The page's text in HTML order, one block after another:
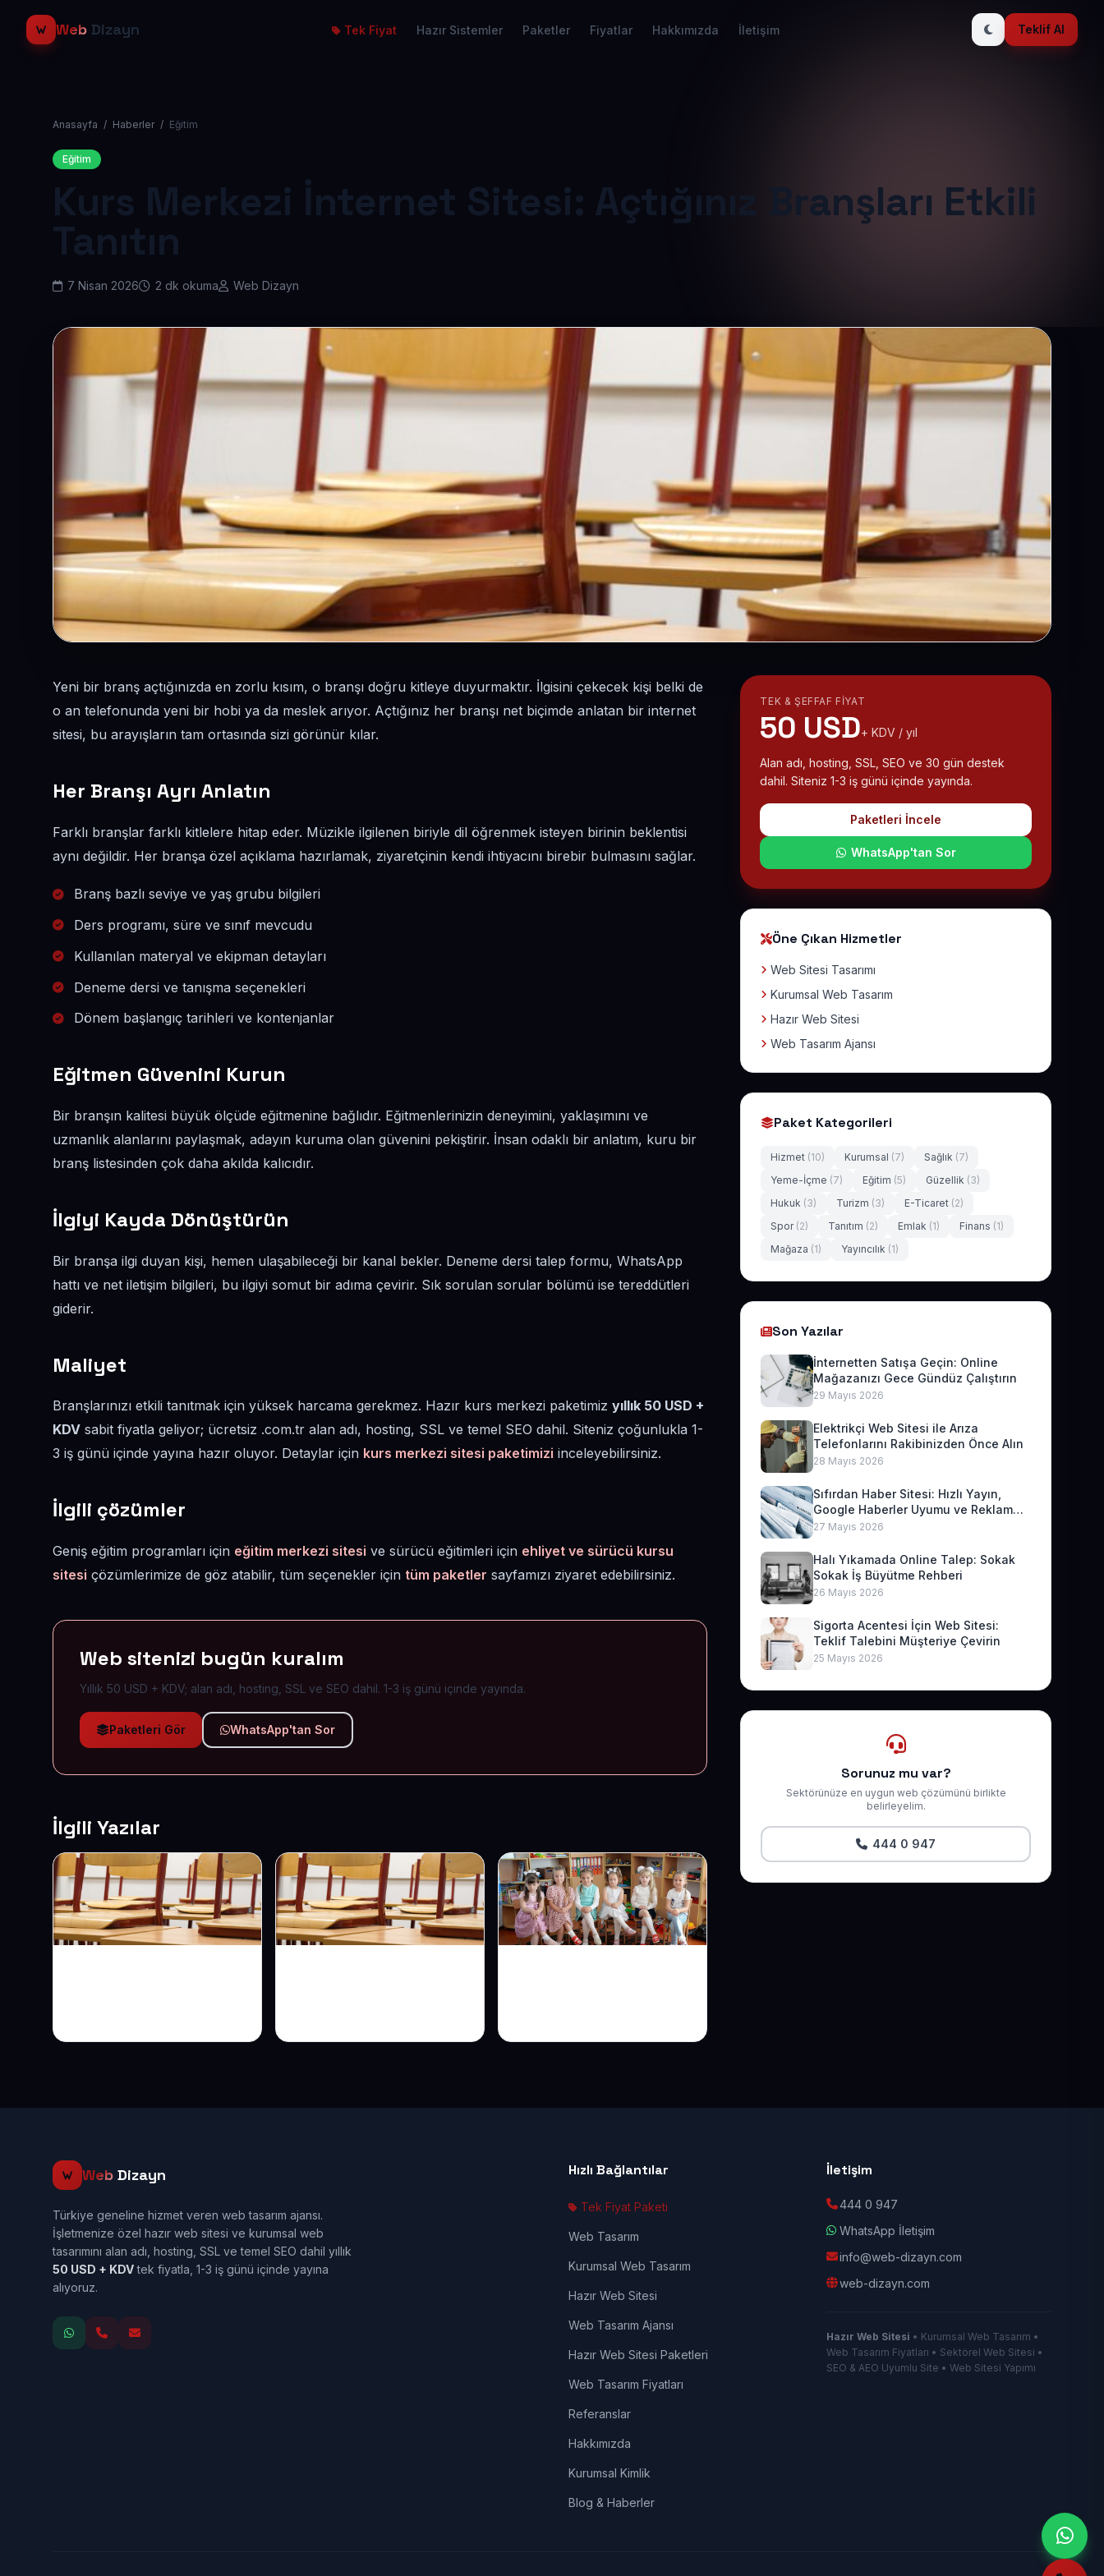
Web Dizayn Tek Fiyat Hazır Sistemler Paketler Fiyatlar Hakkımızda İletişim Teklif Al
Anasayfa / Haberler / Eğitim
Eğitim
Kurs Merkezi İnternet Sitesi: Açtığınız Branşları Etkili
Tanıtın
7 Nisan 2026 2 dk okuma Web Dizayn
Yeni bir branş açtığınızda en zorlu kısım, o branşı doğru kitleye duyurmaktır. İlgisini çekecek kişi belki de
o an telefonunda yeni bir hobi ya da meslek arıyor. Açtığınız her branşı net biçimde anlatan bir internet
sitesi, bu arayışların tam ortasında sizi görünür kılar.
Her Branşı Ayrı Anlatın
Farklı branşlar farklı kitlelere hitap eder. Müzikle ilgilenen biriyle dil öğrenmek isteyen birinin beklentisi
aynı değildir. Her branşa özel açıklama hazırlamak, ziyaretçinin kendi ihtiyacını birebir bulmasını sağlar.
Branş bazlı seviye ve yaş grubu bilgileri
Ders programı, süre ve sınıf mevcudu
Kullanılan materyal ve ekipman detayları
Deneme dersi ve tanışma seçenekleri
Dönem başlangıç tarihleri ve kontenjanlar
Eğitmen Güvenini Kurun
Bir branşın kalitesi büyük ölçüde eğitmenine bağlıdır. Eğitmenlerinizin deneyimini, yaklaşımını ve
uzmanlık alanlarını paylaşmak, adayın kuruma olan güvenini pekiştirir. İnsan odaklı bir anlatım, kuru bir
branş listesinden çok daha akılda kalıcıdır.
İlgiyi Kayda Dönüştürün
Bir branşa ilgi duyan kişi, hemen ulaşabileceği bir kanal bekler. Deneme dersi talep formu, WhatsApp
hattı ve net iletişim bilgileri, bu ilgiyi somut bir adıma çevirir. Sık sorulan sorular bölümü ise tereddütleri
giderir.
Maliyet
Branşlarınızı etkili tanıtmak için yüksek harcama gerekmez. Hazır kurs merkezi paketimiz yıllık 50 USD +
KDV sabit fiyatla geliyor; ücretsiz .com.tr alan adı, hosting, SSL ve temel SEO dahil. Siteniz çoğunlukla 1-
3 iş günü içinde yayına hazır oluyor. Detaylar için kurs merkezi sitesi paketimizi inceleyebilirsiniz.
İlgili çözümler
Geniş eğitim programları için eğitim merkezi sitesi ve sürücü eğitimleri için ehliyet ve sürücü kursu
sitesi çözümlerimize de göz atabilir, tüm seçenekler için tüm paketler sayfamızı ziyaret edebilirsiniz.
Web sitenizi bugün kuralım
Yıllık 50 USD + KDV; alan adı, hosting, SSL ve SEO dahil. 1-3 iş günü içinde yayında.
Paketleri Gör WhatsApp'tan Sor
İlgili Yazılar
TEK & ŞEFFAF FIYAT
50 USD+ KDV / yıl
Alan adı, hosting, SSL, SEO ve 30 gün destek
dahil. Siteniz 1-3 iş günü içinde yayında.
Paketleri İncele
WhatsApp'tan Sor
Öne Çıkan Hizmetler
Web Sitesi Tasarımı
Kurumsal Web Tasarım
Hazır Web Sitesi
Web Tasarım Ajansı
Paket Kategorileri
Hizmet (10) Kurumsal (7) Sağlık (7)
Yeme-İçme (7) Eğitim (5) Güzellik (3)
Hukuk (3) Turizm (3) E-Ticaret (2)
Spor (2) Tanıtım (2) Emlak (1) Finans (1)
Mağaza (1) Yayıncılık (1)
Son Yazılar
İnternetten Satışa Geçin: Online
Mağazanızı Gece Gündüz Çalıştırın
29 Mayıs 2026
Elektrikçi Web Sitesi ile Arıza
Telefonlarını Rakibinizden Önce Alın
28 Mayıs 2026
Sıfırdan Haber Sitesi: Hızlı Yayın,
Google Haberler Uyumu ve Reklam
Geliri
27 Mayıs 2026
Halı Yıkamada Online Talep: Sokak
Sokak İş Büyütme Rehberi
26 Mayıs 2026
Sigorta Acentesi İçin Web Sitesi:
Teklif Talebini Müşteriye Çevirin
25 Mayıs 2026
Sorunuz mu var?
Sektörünüze en uygun web çözümünü birlikte
belirleyelim.
444 0 947
Web Dizayn
Türkiye geneline hizmet veren web tasarım ajansı.
İşletmenize özel hazır web sitesi ve kurumsal web
tasarımını alan adı, hosting, SSL ve temel SEO dahil yıllık
50 USD + KDVtek fiyatla, 1-3 iş günü içinde yayına
alıyoruz.
Hızlı Bağlantılar
Tek Fiyat Paketi
Web Tasarım
Kurumsal Web Tasarım
Hazır Web Sitesi
Web Tasarım Ajansı
Hazır Web Sitesi Paketleri
Web Tasarım Fiyatları
Referanslar
Hakkımızda
Kurumsal Kimlik
Blog & Haberler
İletişim
444 0 947
WhatsApp İletişim
info@web-dizayn.com
web-dizayn.com
Hazır Web Sitesi • Kurumsal Web Tasarım •
Web Tasarım Fiyatları • Sektörel Web Sitesi •
SEO & AEO Uyumlu Site • Web Sitesi Yapımı